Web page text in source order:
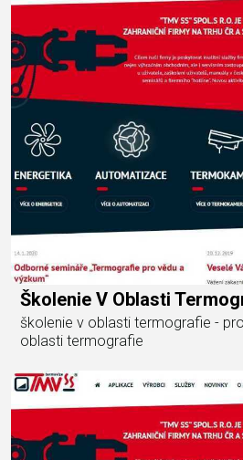
Školenie V Oblasti
školenie v oblasti termografie -
oblasti termografie